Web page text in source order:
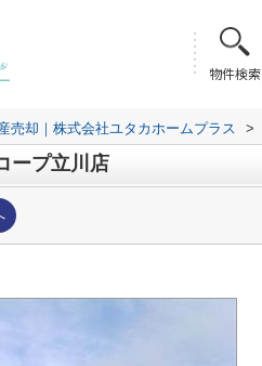
物件検索
売却｜株式会社ユタカホームプラス >
ープ立川店